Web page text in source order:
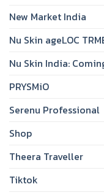
New Market India
Nu Skin ageLOC
Nu Skin India:
PRYSMiO
Serenu Professional
Shop
Theera Traveller
Tiktok